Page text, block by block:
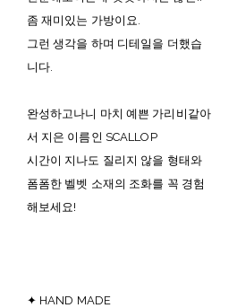
좀 재미있는 가방이요.
그런 생각을 하며 디테일을 더했습
니다.
완성하고나니 마치 예쁜 가리비같아
서 지은 이름인 SCALLOP
시간이 지나도 질리지 않을 형태와
폼폼한 벨벳 소재의 조화를 꼭 경험
해보세요!
✦ HAND MADE